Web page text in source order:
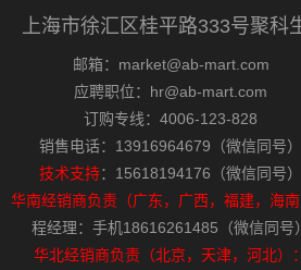
上海市徐汇区桂平路333号聚科
邮箱：market@ab-mart.com
应聘职位：hr@ab-mart.com
订购专线：4006-123-828
销售电话：13916964679（微信同号）
技术支持：15618194176（微信同号）
华南经销商负责（广东，广西，福建，海南
程经理：手机18616261485（微信同号）
华北经销商负责（北京，天津，河北）：